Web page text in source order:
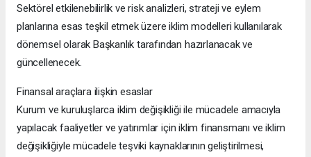
Sektörel etkilenebilirlik ve risk analizleri, strateji ve eylem
planlarına esas teşkil etmek üzere iklim modelleri kullanılarak
dönemsel olarak Başkanlık tarafından hazırlanacak ve
güncellenecek.
Finansal araçlara ilişkin esaslar
Kurum ve kuruluşlarca iklim değişikliği ile mücadele amacıyla
yapılacak faaliyetler ve yatırımlar için iklim finansmanı ve iklim
değişikliğiyle mücadele teşviki kaynaklarının geliştirilmesi,